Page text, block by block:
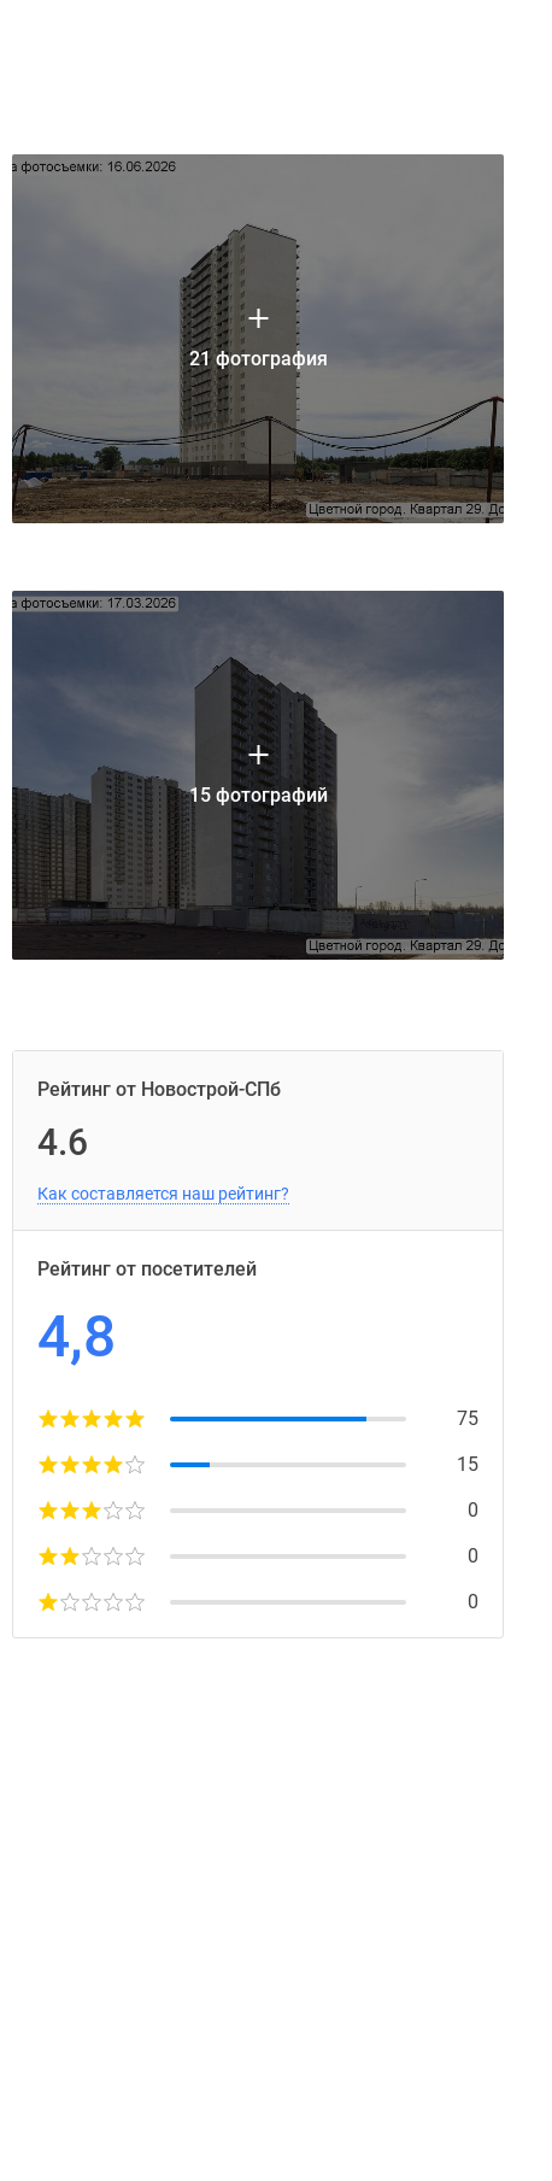
21 фотография
15 фотографий
Рейтинг от Новострой-СПб
4.6
Как составляется наш рейтинг?
Рейтинг от посетителей
4,8
75
15
0
0
0